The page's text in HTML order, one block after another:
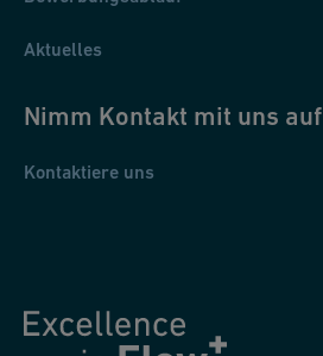
Aktuelles
Nimm Kontakt mit uns auf
Kontaktiere uns